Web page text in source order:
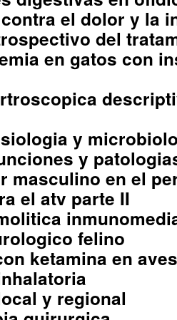
el dolor y la
del
en gatos con
y
y
masculino en el
el atv parte II
felino
ketamina en
y regional